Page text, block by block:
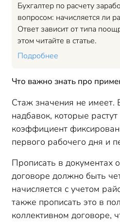
Бухгалтер по расчету
вопросом: начисляется ли
Ответ зависит от типа
этом читайте в статье.
Подробнее
Что важно знать про
Стаж значения не имеет.
надбавок, которые
коэффициент
первого рабочего дня и
Прописать в документах
договоре должно быть
начисляется с учетом
также прописать это в
коллективном договоре,